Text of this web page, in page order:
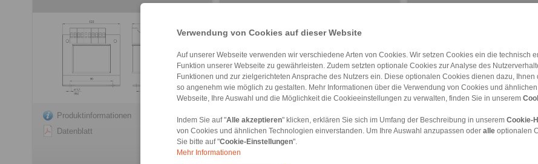
Verwendung von Cookies auf dieser Website
Auf unserer Webseite verwenden wir verschiedene Arten von Cookies. Wir setzen Cookies ein die technisch
Funktion unserer Webseite zu gewährleisten. Zudem setzten optionale Cookies zur Analyse des
Funktionen und zur zielgerichteten Ansprache des Nutzers ein. Diese optionalen Cookies dienen dazu, Ihnen
so angenehm wie möglich zu gestalten. Mehr Informationen über die Verwendung von Cookies und
Webseite, Ihre Auswahl und die Möglichkeit die Cookieeinstellungen zu verwalten, finden Sie in unserem
Indem Sie auf "Alle akzeptieren" klicken, erklären Sie sich im Umfang der Beschreibung in unserem Cookie-
von Cookies und ähnlichen Technologien einverstanden. Um Ihre Auswahl anzupassen oder alle optionalen
Sie bitte auf "Cookie-Einstellungen".
Mehr Informationen
Produktinformationen
Datenblatt
Produktinformationen
Datenblatt
Produktinformationen
Datenblatt